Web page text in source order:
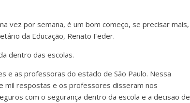
vez por semana, é um bom começo, se precisar mais,
da Educação, Renato Feder.
dentro das escolas.
e as professoras do estado de São Paulo. Nessa
mil respostas e os professores disseram nos
com o segurança dentro da escola e a decisão de